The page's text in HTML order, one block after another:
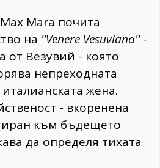
Mara почита
на ''Venere Vesuviana''-
от Везувий - която
непреходната
жена.
- вкоренена
към бъдещето
да определя тихата